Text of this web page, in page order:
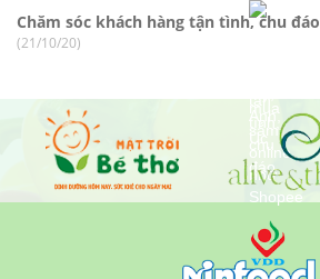
Chăm sóc khách hàng tận tình, chu đáo
(21/10/20)